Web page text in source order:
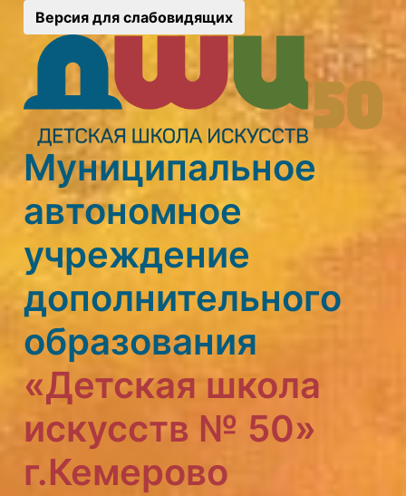
Версия для слабовидящих
Муниципальное
автономное
учреждение
дополнительного
образования
«Детская школа
искусств № 50»
г.Кемерово